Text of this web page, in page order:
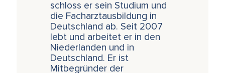
schloss er sein Studium und
die Facharztausbildung in
Deutschland ab. Seit 2007
lebt und arbeitet er in den
Niederlanden und in
Deutschland. Er ist
Mitbegründer der